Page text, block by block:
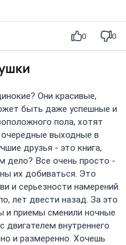
0 0
Они красивые,
быть даже успешные и
пола, хотят
выходные в
друзья - это книга,
дело? Все очень просто -
их добиваться. Это
и серьезности намерений.
лет двести назад. За это
и приемы сменили ночные
внутреннего
и размеренно. Хочешь